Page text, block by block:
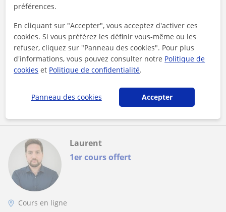
Créez des contenus captivant grâce au
Vous souhaitez apprendre à mieux raconter une histoire,
créer du contenu captivant ou développer votre
communication sur les réseaux sociau...
voir plus Contacter
1er cours offert
Laurent
Cours en ligne
préférences.
En cliquant sur "Accepter", vous acceptez d'activer ces
cookies. Si vous préférez les définir vous-même ou les
refuser, cliquez sur "Panneau des cookies". Pour plus
d'informations, vous pouvez consulter notre Politique de
cookies et Politique de confidentialité.
Panneau des cookies Accepter